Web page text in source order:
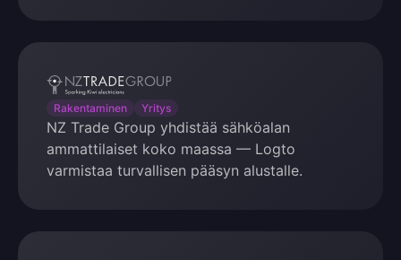
Rakentaminen Yritys
NZ
Trade
Group
NZ Trade Group yhdistää sähköalan
ammattilaiset koko maassa — Logto
varmistaa turvallisen pääsyn alustalle.